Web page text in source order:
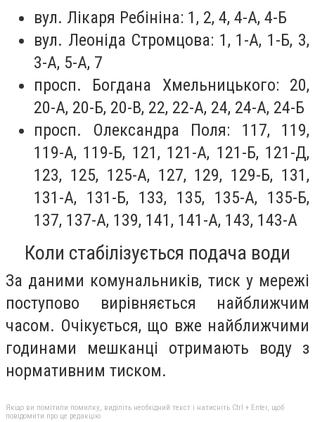
вул. Лікаря Ребініна: 1, 2, 4, 4-А, 4-Б
вул. Леоніда Стромцова: 1, 1-А, 1-Б, 3,
3-А, 5-А, 7
просп. Богдана Хмельницького: 20,
20-А, 20-Б, 20-В, 22, 22-А, 24, 24-А, 24-Б
просп. Олександра Поля: 117, 119,
119-А, 119-Б, 121, 121-А, 121-Б, 121-Д,
123, 125, 125-А, 127, 129, 129-Б, 131,
131-А, 131-Б, 133, 135, 135-А, 135-Б,
137, 137-А, 139, 141, 141-А, 143, 143-А
Коли стабілізується подача води
За даними комунальників, тиск у мережі
поступово вирівняється найближчим
часом. Очікується, що вже найближчими
годинами мешканці отримають воду з
нормативним тиском.
Якщо ви помітили помилку, виділіть необхідний текст і натисніть Ctrl + Enter, щоб
повідомити про це редакцію